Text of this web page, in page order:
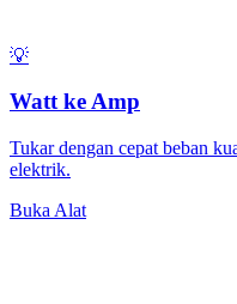
💡
Watt ke Amp
Tukar dengan cepat beban
elektrik.
Buka Alat